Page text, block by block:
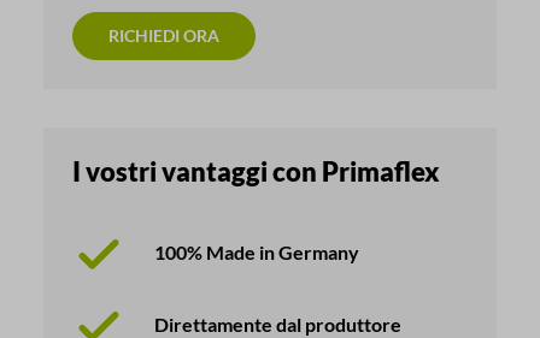
RICHIEDI ORA
I vostri vantaggi con Primaflex
100% Made in Germany
Direttamente dal produttore